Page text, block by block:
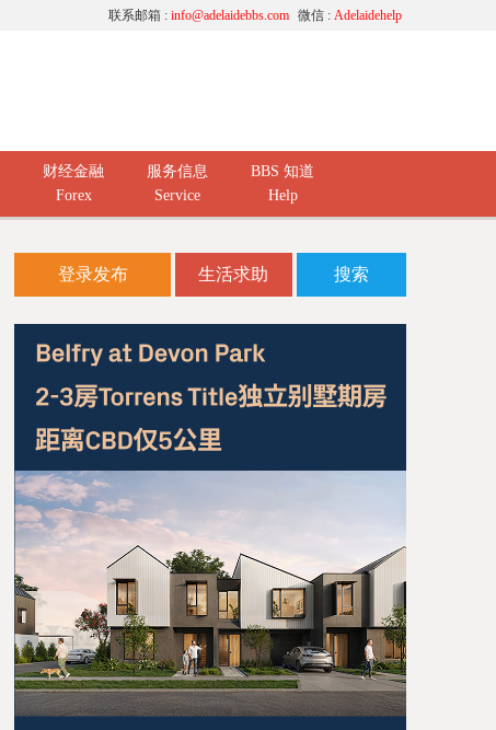
微信 : Adelaidehelp
联系邮箱 : info@adelaidebbs.com
财经金融
Forex
服务信息
Service
BBS 知道
Help
登录发布 生活求助 搜索